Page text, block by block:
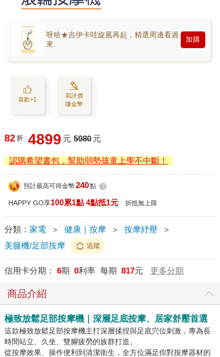
呀哈★吉伊卡哇旋風再起，精選周邊看過
來
加購
喜歡+1
寫評價
賺金幣
82 折 4899 元 5980 元
認購希望書包，幫助弱勢孩童上學不中斷！
預計最高可得金幣 240點 ?
HAPPY GO享100累1點 4點抵1元 折抵無上限
分類： 家電 ＞ 健康｜按摩 ＞ 按摩紓壓
＞
美腿機/足部按摩
追蹤
信用卡分期： 6期 0利率 每期 817元 更多分期
商品介紹
極致放鬆足部按摩機｜深層足底按摩、居家舒壓首選
這款極致放鬆足部按摩機主打深層揉捏與足底穴位刺激，專為長
時間站立、久坐、雙腳疲勞的族群打造。
從按摩效果、操作便利到清潔衛生，全方位滿足你對按摩器材的